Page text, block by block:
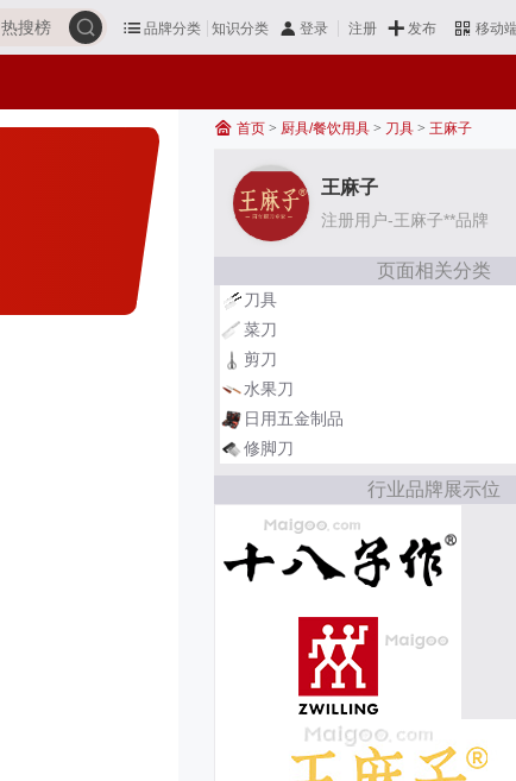
品牌分类 知识分类 登录 注册 发布 移动
热搜榜
首页 > 厨具/餐饮用具 > 刀具 > 王麻子
王麻子
注册用户-王麻子**品牌
页面相关分类
刀具
菜刀
剪刀
水果刀
日用五金制品
修脚刀
行业品牌展示位